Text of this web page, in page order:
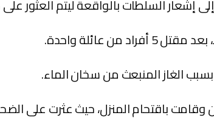
إشعار السلطات بالواقعة ليتم العثور
عائلة واحدة.
الغاز المنبعث من سخان الماء.
وقامت باقتحام المنزل، حيث عثرت على